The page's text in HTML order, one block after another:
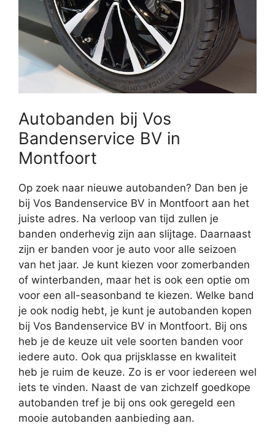
Autobanden bij Vos
Bandenservice BV in
Montfoort
Op zoek naar nieuwe autobanden? Dan ben je
bij Vos Bandenservice BV in Montfoort aan het
juiste adres. Na verloop van tijd zullen je
banden onderhevig zijn aan slijtage. Daarnaast
zijn er banden voor je auto voor alle seizoen
van het jaar. Je kunt kiezen voor zomerbanden
of winterbanden, maar het is ook een optie om
voor een all-seasonband te kiezen. Welke band
je ook nodig hebt, je kunt je autobanden kopen
bij Vos Bandenservice BV in Montfoort. Bij ons
heb je de keuze uit vele soorten banden voor
iedere auto. Ook qua prijsklasse en kwaliteit
heb je ruim de keuze. Zo is er voor iedereen wel
iets te vinden. Naast de van zichzelf goedkope
autobanden tref je bij ons ook geregeld een
mooie autobanden aanbieding aan.